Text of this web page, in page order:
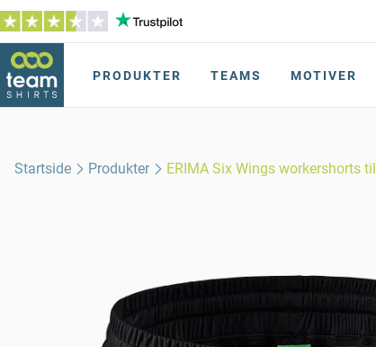
PRODUKTER TEAMS MOTIVER
Startside Produkter ERIMA Six Wings workershorts